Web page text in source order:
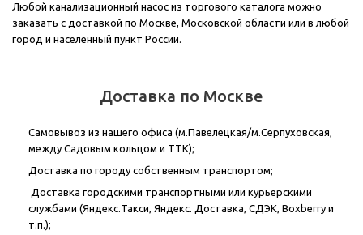
Любой канализационный насос из торгового каталога можно
заказать с доставкой по Москве, Московской области или в любой
город и населенный пункт России.
Доставка по Москве
Самовывоз из нашего офиса (м.Павелецкая/м.Серпуховская,
между Садовым кольцом и ТТК);
Доставка по городу собственным транспортом;
Доставка городскими транспортными или курьерскими
службами (Яндекс.Такси, Яндекс. Доставка, СДЭК, Boxberry и
т.п.);